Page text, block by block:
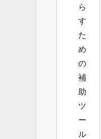
ら
す
た
め
の
補
助
ツ
ー
ル